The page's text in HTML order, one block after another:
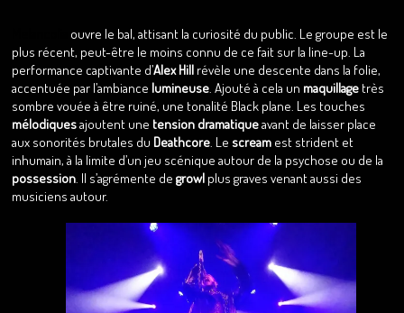
ouvre le bal, attisant la curiosité du public. Le groupe est le
plus récent, peut-être le moins connu de ce fait sur la line-up. La
performance captivante d’Alex Hill révèle une descente dans la folie,
accentuée par l’ambiance lumineuse. Ajouté à cela un maquillage très
sombre vouée à être ruiné, une tonalité Black plane. Les touches
mélodiquesajoutent une tension dramatiqueavant de laisser place
aux sonorités brutales du Deathcore. Le scream est strident et
inhumain, à la limite d’un jeu scénique autour de la psychose ou de la
possession. Il s’agrémente degrowl plus graves venant aussi des
musiciens autour.